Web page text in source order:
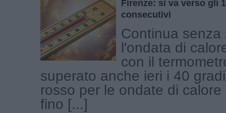
Firenze: si va verso gli
consecutivi
Continua senza
l'ondata di
con il
superato anche ieri i 40
rosso per le ondate di
fino [...]